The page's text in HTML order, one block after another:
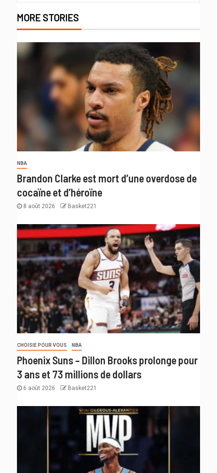
MORE STORIES
NBA
Brandon Clarke est mort d’une overdose de
cocaïne et d’héroïne
8 août 2026 Basket221
CHOISIE POUR VOUS NBA
Phoenix Suns – Dillon Brooks prolonge pour
3 ans et 73 millions de dollars
6 août 2026 Basket221